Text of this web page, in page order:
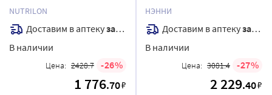
NUTRILON
Доставим в аптекузавтра
В наличии
Цена: 2428.7 26
1 776.70₽
молочная смесь на основе
козьего молока для детей
от 0 до 6 месяцев 400 гр
НЭННИ
Доставим в аптекузавтра
В наличии
Цена: 3081.4 27
2 229.40₽